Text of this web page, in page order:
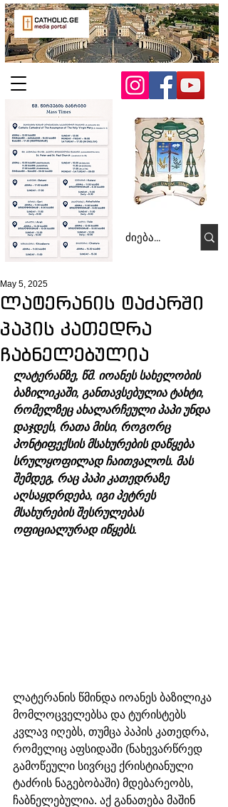
ლატერანის ტაძარში
პაპის კათედრა
ჩაბნელებულია
May 5, 2025
ლატერანზე, წმ. იოანეს სახელობის
ბაზილიკაში, განთავსებულია ტახტი,
რომელზეც ახალარჩეული პაპი უნდა
დაჯდეს, რათა მისი, როგორც
პონტიფექსის მსახურების დაწყება
სრულყოფილად ჩაითვალოს. მას
შემდეგ, რაც პაპი კათედრაზე
აღსაყდრდება, იგი პეტრეს
მსახურების შესრულებას
ოფიციალურად იწყებს.
ლატერანის წმინდა იოანეს ბაზილიკა
მომლოცველებსა და ტურისტებს
კვლავ იღებს, თუმცა პაპის კათედრა,
რომელიც აფსიდაში (ნახევარწრედ
გამოწეული სივრცე ქრისტიანული
ტაძრის ნაგებობაში) მდებარეობს,
ჩაბნელებულია. აქ განათება მაშინ